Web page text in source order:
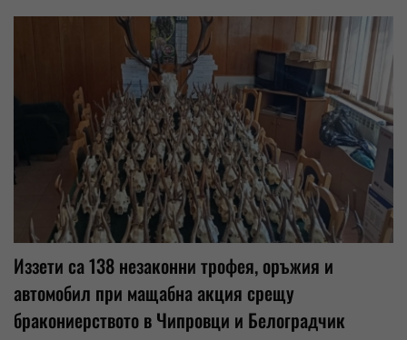
Иззети са 138 незаконни трофея, оръжия и
автомобил при мащабна акция срещу
бракониерството в Чипровци и Белоградчик